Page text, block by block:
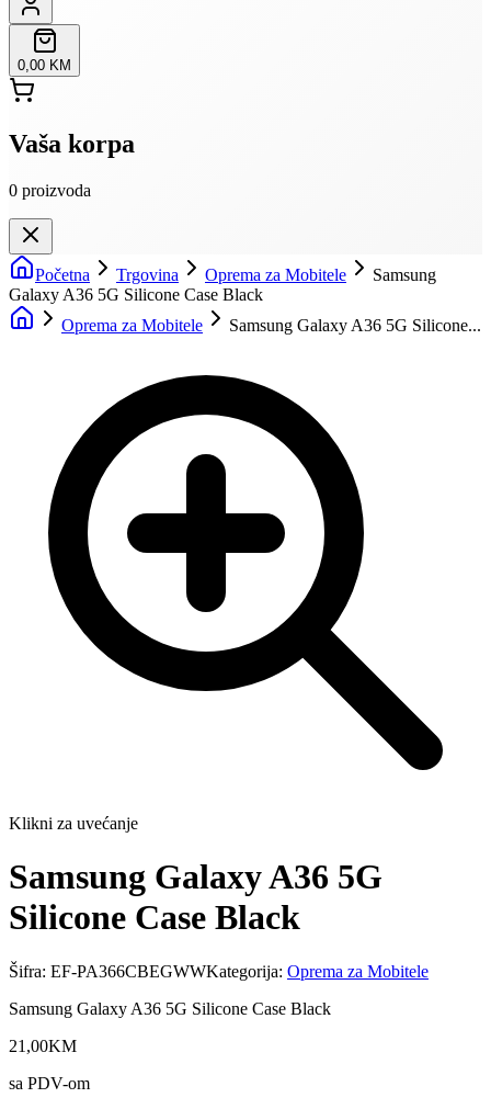
0,00 KM
Vaša korpa
0 proizvoda
Početna Trgovina Oprema za Mobitele
Samsung
Galaxy A36 5G Silicone Case Black
Oprema za Mobitele
Samsung Galaxy A36 5G Silicone...
Klikni za uvećanje
Samsung Galaxy A36 5G
Silicone Case Black
Šifra: EF-PA366CBEGWWKategorija: Oprema za Mobitele
Samsung Galaxy A36 5G Silicone Case Black
21 ,00KM
sa PDV-om